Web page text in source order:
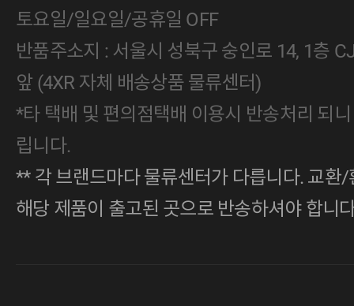
토요일/일요일/공휴일 OFF
반품주소지 : 서울시 성북구 숭인로 14, 1층
앞 (4XR 자체 배송상품 물류센터)
*타 택배 및 편의점택배 이용시 반송처리 되
립니다.
** 각 브랜드마다 물류센터가 다릅니다. 교환
해당 제품이 출고된 곳으로 반송하셔야 합니